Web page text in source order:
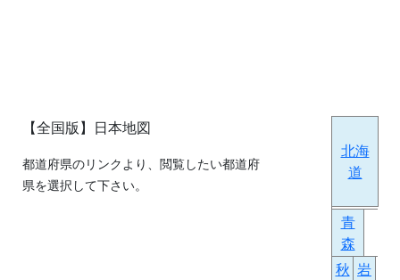
【全国版】日本地図
都道府県のリンクより、閲覧したい都道府
県を選択して下さい。
北海
道
青
森
秋 岩